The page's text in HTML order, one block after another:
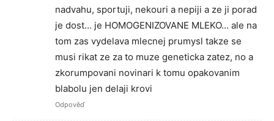
nadvahu, sportuji, nekouri a nepiji a ze ji porad
je dost… je HOMOGENIZOVANE MLEKO… ale na
tom zas vydelava mlecnej prumysl takze se
musi rikat ze za to muze geneticka zatez, no a
zkorumpovani novinari k tomu opakovanim
blabolu jen delaji krovi
Odpověď